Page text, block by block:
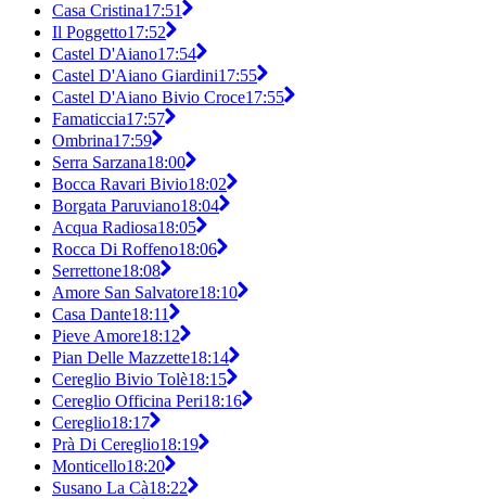
Casa Cristina17:51
Il Poggetto17:52
Castel D'Aiano17:54
Castel D'Aiano Giardini17:55
Castel D'Aiano Bivio Croce17:55
Famaticcia17:57
Ombrina17:59
Serra Sarzana18:00
Bocca Ravari Bivio18:02
Borgata Paruviano18:04
Acqua Radiosa18:05
Rocca Di Roffeno18:06
Serrettone18:08
Amore San Salvatore18:10
Casa Dante18:11
Pieve Amore18:12
Pian Delle Mazzette18:14
Cereglio Bivio Tolè18:15
Cereglio Officina Peri18:16
Cereglio18:17
Prà Di Cereglio18:19
Monticello18:20
Susano La Cà18:22